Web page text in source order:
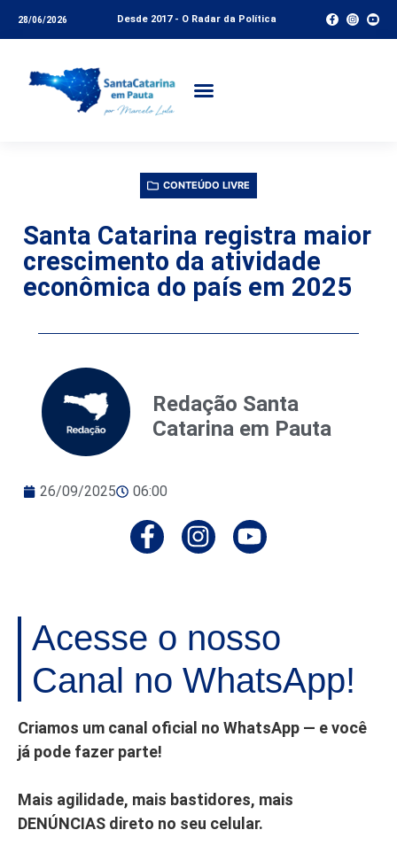
28/06/2026 Desde 2017 - O Radar da Política
CONTEÚDO LIVRE
Santa Catarina registra maior
crescimento da atividade
econômica do país em 2025
Redação Santa
Catarina em Pauta
26/09/2025 06:00
Acesse o nosso
Canal no WhatsApp!
Criamos um canal oficial no WhatsApp — e você
já pode fazer parte!
Mais agilidade, mais bastidores, mais
DENÚNCIAS direto no seu celular.